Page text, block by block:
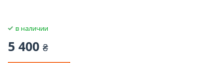
в наличии
5 400 ₴